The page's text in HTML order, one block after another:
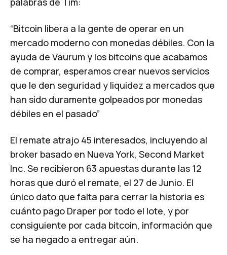
“Bitcoin libera a la gente de operar en un
mercado moderno con monedas débiles. Con la
ayuda de Vaurum y los bitcoins que acabamos
de comprar, esperamos crear nuevos servicios
que le den seguridad y liquidez a mercados que
han sido duramente golpeados por monedas
débiles en el pasado”
El remate atrajo 45 interesados, incluyendo al
broker basado en Nueva York, Second Market
Inc. Se recibieron 63 apuestas durante las 12
horas que duró el remate, el 27 de Junio. El
único dato que falta para cerrar la historia es
cuánto pago Draper por todo el lote, y por
consiguiente por cada bitcoin, información que
se ha negado a entregar aún.